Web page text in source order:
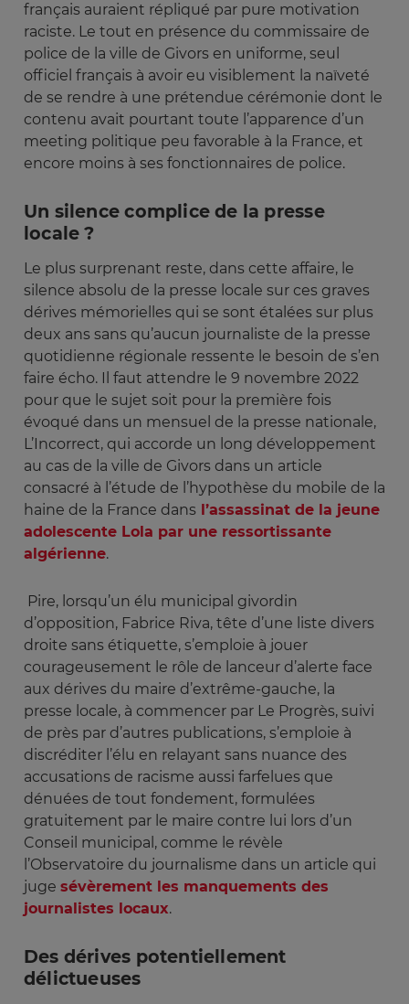
français auraient répliqué par pure motivation
raciste. Le tout en présence du commissaire de
police de la ville de Givors en uniforme, seul
officiel français à avoir eu visiblement la naïveté
de se rendre à une prétendue cérémonie dont le
contenu avait pourtant toute l’apparence d’un
meeting politique peu favorable à la France, et
encore moins à ses fonctionnaires de police.
Un silence complice de la presse
locale ?
Le plus surprenant reste, dans cette affaire, le
silence absolu de la presse locale sur ces graves
dérives mémorielles qui se sont étalées sur plus
deux ans sans qu’aucun journaliste de la presse
quotidienne régionale ressente le besoin de s’en
faire écho. Il faut attendre le 9 novembre 2022
pour que le sujet soit pour la première fois
évoqué dans un mensuel de la presse nationale,
L’Incorrect, qui accorde un long développement
au cas de la ville de Givors dans un article
consacré à l’étude de l’hypothèse du mobile de la
haine de la France dans l’assassinat de la jeune
adolescente Lola par une ressortissante
algérienne.
Pire, lorsqu’un élu municipal givordin
d’opposition, Fabrice Riva, tête d’une liste divers
droite sans étiquette, s’emploie à jouer
courageusement le rôle de lanceur d’alerte face
aux dérives du maire d’extrême-gauche, la
presse locale, à commencer par Le Progrès, suivi
de près par d’autres publications, s’emploie à
discréditer l’élu en relayant sans nuance des
accusations de racisme aussi farfelues que
dénuées de tout fondement, formulées
gratuitement par le maire contre lui lors d’un
Conseil municipal, comme le révèle
l’Observatoire du journalisme dans un article qui
juge sévèrement les manquements des
journalistes locaux.
Des dérives potentiellement
délictueuses